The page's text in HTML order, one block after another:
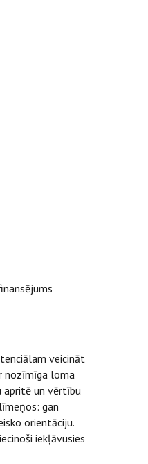
veicināt
nozīmīga loma
apritē un vērtību
gan
orientāciju.
iekļāvusies